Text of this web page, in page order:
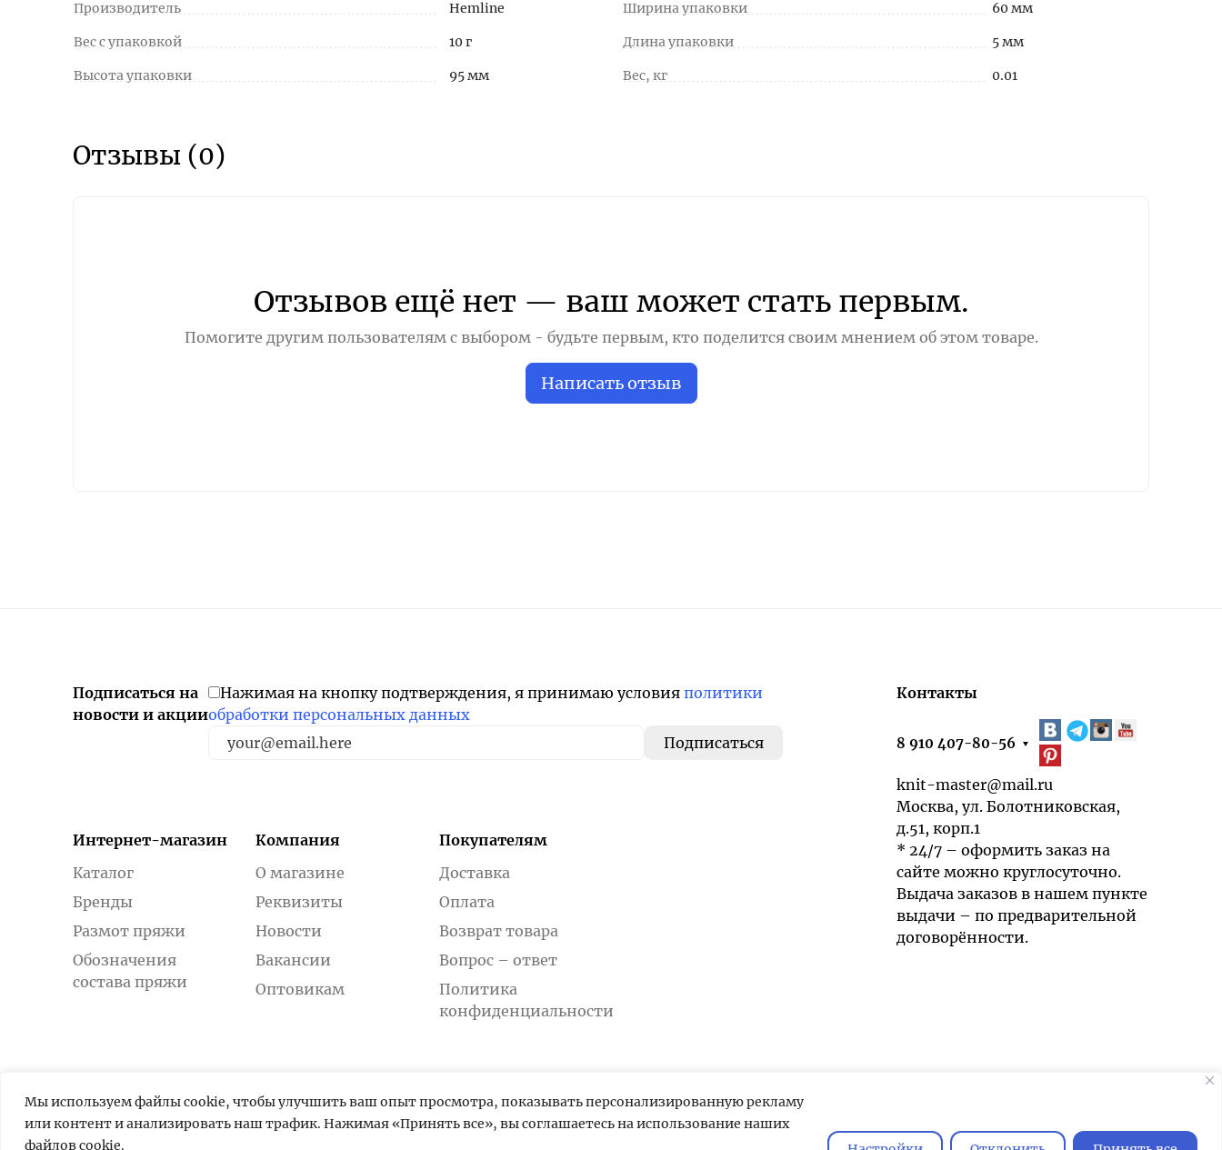
Мы используем файлы cookie, чтобы улучшить ваш опыт просмотра, показывать персонализированную рекламу
или контент и анализировать наш трафик. Нажимая «Принять все», вы соглашаетесь на использование наших
файлов cookie.
Производитель Hemline
Вес с упаковкой 10 г
Высота упаковки 95 мм
Ширина упаковки 60 мм
Длина упаковки 5 мм
Вес, кг 0.01
Отзывы (0)
Отзывов ещё нет — ваш может стать первым.
Помогите другим пользователям с выбором - будьте первым, кто поделится своим мнением об этом товаре.
Написать отзыв
Подписаться на
новости и акции
Нажимая на кнопку подтверждения, я принимаю условия политики
обработки персональных данных
Интернет-магазин
Каталог
Бренды
Размот пряжи
Обозначения
состава пряжи
Компания
О магазине
Реквизиты
Новости
Вакансии
Оптовикам
Покупателям
Доставка
Оплата
Возврат товара
Вопрос – ответ
Политика
конфиденциальности
Контакты
8 910 407-80-56
knit-master@mail.ru
Москва, ул. Болотниковская,
д.51, корп.1
* 24/7 – оформить заказ на
сайте можно круглосуточно.
Выдача заказов в нашем пункте
выдачи – по предварительной
договорённости.
пользоваться сайтом, вы принимаете